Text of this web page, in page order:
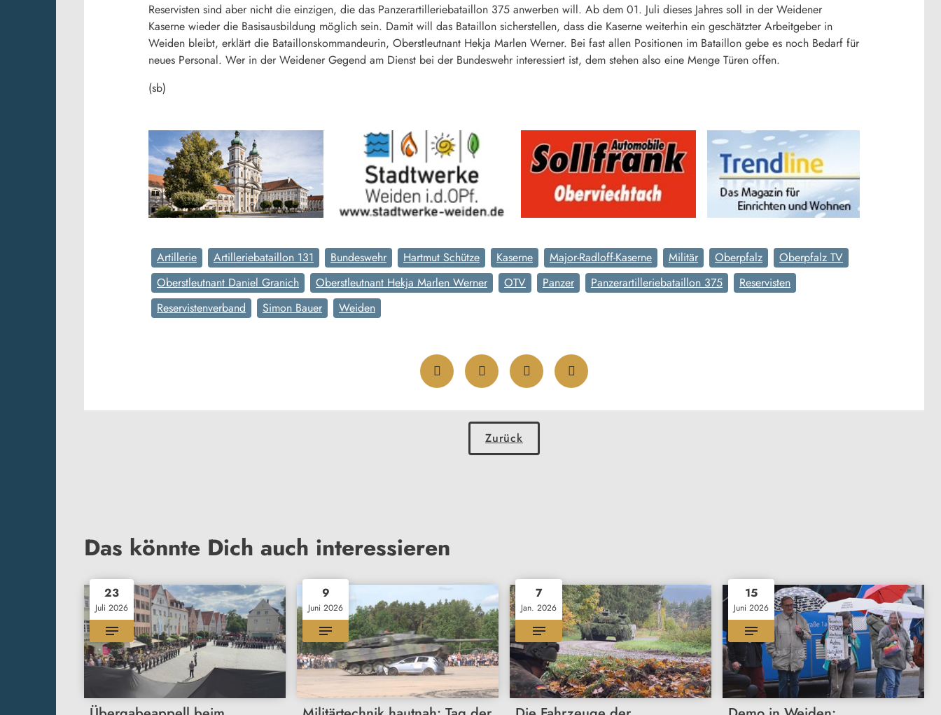
Reservisten sind aber nicht die einzigen, die das Panzerartilleriebataillon 375 anwerben will. Ab dem 01. Juli dieses Jahres soll in der Weidener
Kaserne wieder die Basisausbildung möglich sein. Damit will das Bataillon sicherstellen, dass die Kaserne weiterhin ein geschätzter Arbeitgeber in
Weiden bleibt, erklärt die Bataillonskommandeurin, Oberstleutnant Hekja Marlen Werner. Bei fast allen Positionen im Bataillon gebe es noch Bedarf für
neues Personal. Wer in der Weidener Gegend am Dienst bei der Bundeswehr interessiert ist, dem stehen also eine Menge Türen offen.
(sb)
Artillerie Artilleriebataillon 131 Bundeswehr Hartmut Schütze Kaserne Major-Radloff-Kaserne Militär Oberpfalz
Oberpfalz TV
Oberstleutnant Daniel Granich
Oberstleutnant Hekja Marlen Werner OTV Panzer Panzerartilleriebataillon 375
Reservisten
Reservistenverband
Simon Bauer Weiden
Zurück
Das könnte Dich auch interessieren
23
Juli 2026
9
Juni 2026
7
Jan. 2026
15
Juni 2026